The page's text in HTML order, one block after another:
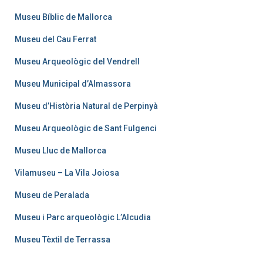
Museu Bíblic de Mallorca
Museu del Cau Ferrat
Museu Arqueològic del Vendrell
Museu Municipal d’Almassora
Museu d’Història Natural de Perpinyà
Museu Arqueològic de Sant Fulgenci
Museu Lluc de Mallorca
Vilamuseu – La Vila Joiosa
Museu de Peralada
Museu i Parc arqueològic L’Alcudia
Museu Tèxtil de Terrassa